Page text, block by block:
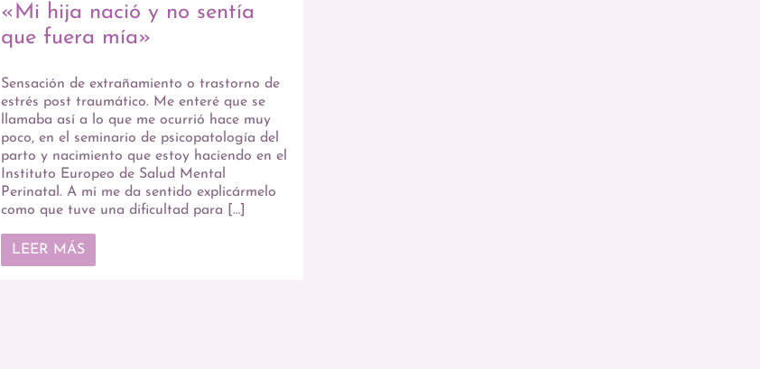
«Mi hija nació y no sentía
que fuera mía»
Sensación de extrañamiento o trastorno de
estrés post traumático. Me enteré que se
llamaba así a lo que me ocurrió hace muy
poco, en el seminario de psicopatología del
parto y nacimiento que estoy haciendo en el
Instituto Europeo de Salud Mental
Perinatal. A mí me da sentido explicármelo
como que tuve una dificultad para […]
LEER MÁS